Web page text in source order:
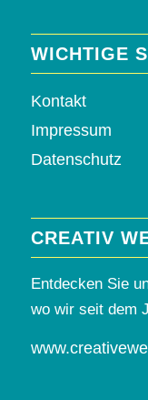
WICHTIGE
Kontakt
Impressum
Datenschutz
CREATIV
Entdecken Sie
wo wir seit dem